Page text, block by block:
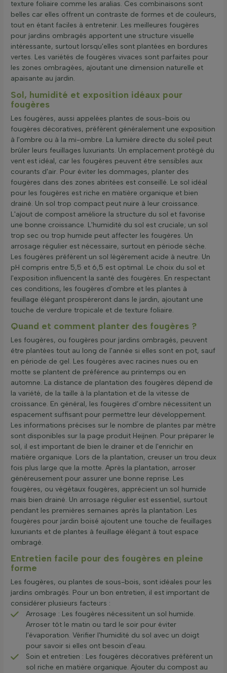
texture foliaire comme les aralias. Ces combinaisons sont
belles car elles offrent un contraste de formes et de couleurs,
tout en étant faciles à entretenir. Les meilleures fougères
pour jardins ombragés apportent une structure visuelle
intéressante, surtout lorsqu'elles sont plantées en bordures
vertes. Les variétés de fougères vivaces sont parfaites pour
les zones ombragées, ajoutant une dimension naturelle et
apaisante au jardin.
Sol, humidité et exposition idéaux pour
fougères
Les fougères, aussi appelées plantes de sous-bois ou
fougères décoratives, préfèrent généralement une exposition
à l'ombre ou à la mi-ombre. La lumière directe du soleil peut
brûler leurs feuillages luxuriants. Un emplacement protégé du
vent est idéal, car les fougères peuvent être sensibles aux
courants d'air. Pour éviter les dommages, planter des
fougères dans des zones abritées est conseillé. Le sol idéal
pour les fougères est riche en matière organique et bien
drainé. Un sol trop compact peut nuire à leur croissance.
L'ajout de compost améliore la structure du sol et favorise
une bonne croissance. L'humidité du sol est cruciale; un sol
trop sec ou trop humide peut affecter les fougères. Un
arrosage régulier est nécessaire, surtout en période sèche.
Les fougères préfèrent un sol légèrement acide à neutre. Un
pH compris entre 5,5 et 6,5 est optimal. Le choix du sol et
l'exposition influencent la santé des fougères. En respectant
ces conditions, les fougères d'ombre et les plantes à
feuillage élégant prospéreront dans le jardin, ajoutant une
touche de verdure tropicale et de texture foliaire.
Quand et comment planter des fougères ?
Les fougères, ou fougères pour jardins ombragés, peuvent
être plantées tout au long de l'année si elles sont en pot, sauf
en période de gel. Les fougères avec racines nues ou en
motte se plantent de préférence au printemps ou en
automne. La distance de plantation des fougères dépend de
la variété, de la taille à la plantation et de la vitesse de
croissance. En général, les fougères d’ombre nécessitent un
espacement suffisant pour permettre leur développement.
Les informations précises sur le nombre de plantes par mètre
sont disponibles sur la page produit Heijnen. Pour préparer le
sol, il est important de bien le drainer et de l'enrichir en
matière organique. Lors de la plantation, creuser un trou deux
fois plus large que la motte. Après la plantation, arroser
généreusement pour assurer une bonne reprise. Les
fougères, ou végétaux fougères, apprécient un sol humide
mais bien drainé. Un arrosage régulier est essentiel, surtout
pendant les premières semaines après la plantation. Les
fougères pour jardin boisé ajoutent une touche de feuillages
luxuriants et de plantes à feuillage élégant à tout espace
ombragé.
Entretien facile pour des fougères en pleine
forme
Les fougères, ou plantes de sous-bois, sont idéales pour les
jardins ombragés. Pour un bon entretien, il est important de
considérer plusieurs facteurs :
Arrosage : Les fougères nécessitent un sol humide.
Arroser tôt le matin ou tard le soir pour éviter
l'évaporation. Vérifier l'humidité du sol avec un doigt
pour savoir si elles ont besoin d'eau.
Soin et entretien : Les fougères décoratives préfèrent un
sol riche en matière organique. Ajouter du compost au